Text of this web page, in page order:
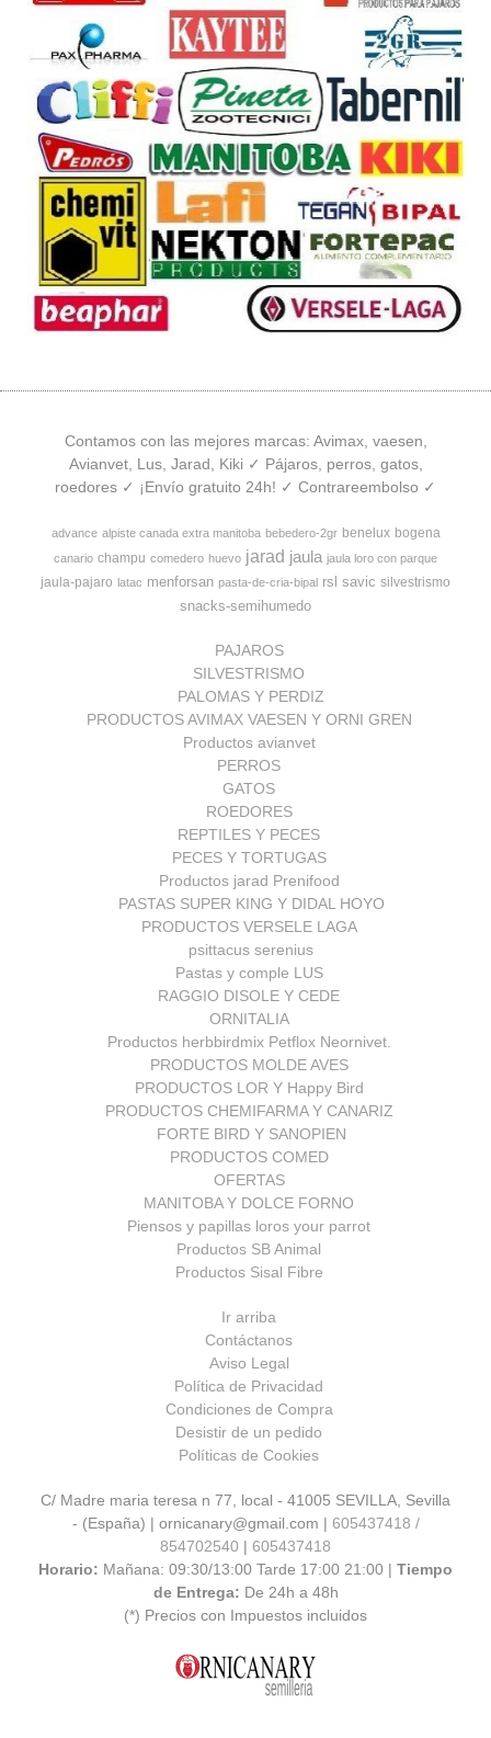
Contamos con las mejores marcas: Avimax, vaesen,
Avianvet, Lus, Jarad, Kiki ✓ Pájaros, perros, gatos,
roedores ✓ ¡Envío gratuito 24h! ✓ Contrareembolso ✓
advance alpiste canada extra manitoba bebedero-2gr benelux bogena
canario champu comedero huevo jarad jaula jaula loro con parque
jaula-pajaro latac menforsan pasta-de-cria-bipal rsl savic silvestrismo
snacks-semihumedo
PAJAROS
SILVESTRISMO
PALOMAS Y PERDIZ
PRODUCTOS AVIMAX VAESEN Y ORNI GREN
Productos avianvet
PERROS
GATOS
ROEDORES
REPTILES Y PECES
PECES Y TORTUGAS
Productos jarad Prenifood
PASTAS SUPER KING Y DIDAL HOYO
PRODUCTOS VERSELE LAGA
psittacus serenius
Pastas y comple LUS
RAGGIO DISOLE Y CEDE
ORNITALIA
Productos herbbirdmix Petflox Neornivet.
PRODUCTOS MOLDE AVES
PRODUCTOS LOR Y Happy Bird
PRODUCTOS CHEMIFARMA Y CANARIZ
FORTE BIRD Y SANOPIEN
PRODUCTOS COMED
OFERTAS
MANITOBA Y DOLCE FORNO
Piensos y papillas loros your parrot
Productos SB Animal
Productos Sisal Fibre
Ir arriba
Contáctanos
Aviso Legal
Política de Privacidad
Condiciones de Compra
Desistir de un pedido
Políticas de Cookies
C/ Madre maria teresa n 77, local - 41005 SEVILLA, Sevilla
- (España) | ornicanary@gmail.com | 605437418 /
854702540 | 605437418
Horario: Mañana: 09:30/13:00 Tarde 17:00 21:00 | Tiempo
de Entrega: De 24h a 48h
(*) Precios con Impuestos incluidos